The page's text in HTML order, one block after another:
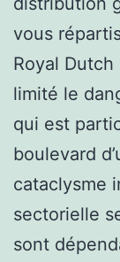
vous
Royal
limité le
qui est
boulevard
cataclysme
sectorielle
sont